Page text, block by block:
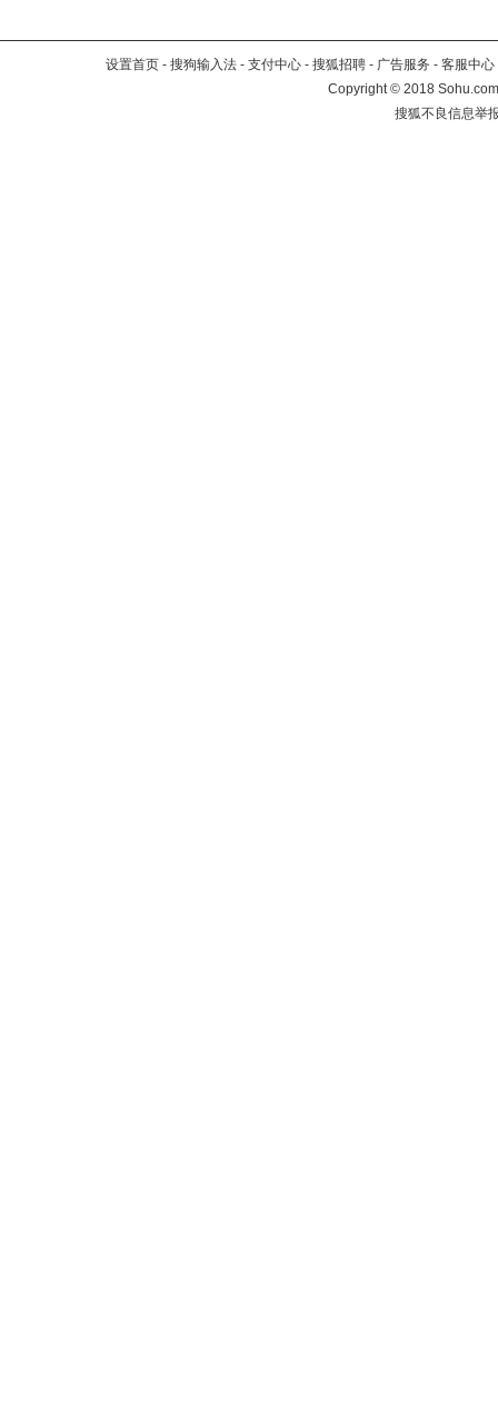
设置首页 - 搜狗输入法 - 支付中心 - 搜狐招聘 - 广告服务 - 客服中心
Copyright©2018
搜狐不良信息举